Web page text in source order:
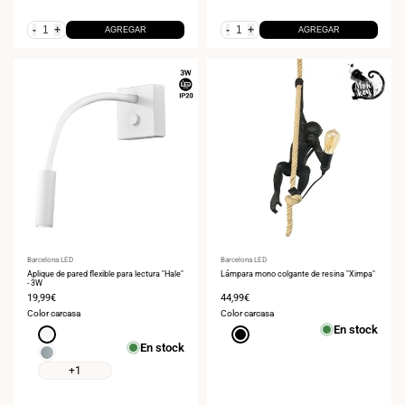
- + AGREGAR - + AGREGAR
Proveedor:
Barcelona LED
Aplique de pared flexible para lectura "Hale"
- 3W
Precio
de
venta
19,99€
Color carcasa
Blanco
Cromo
+1
En stock
Proveedor:
Barcelona LED
Lámpara mono colgante de resina "Ximpa"
Precio
de
venta
44,99€
Color carcasa
Negro En stock